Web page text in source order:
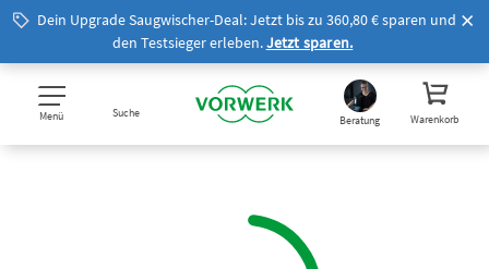
Dein Upgrade Saugwischer-Deal: Jetzt bis zu 360,80 € sparen und
den Testsieger erleben.Jetzt sparen.
Menü Suche
Beratung Warenkorb